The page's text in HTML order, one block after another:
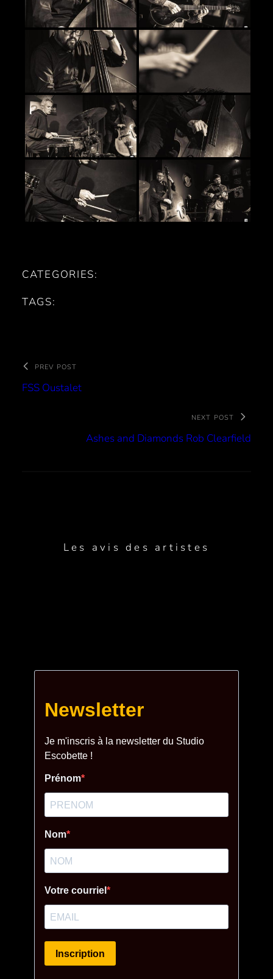
CATEGORIES:
TAGS:
PREV POST
FSS Oustalet
NEXT POST
Ashes and Diamonds Rob Clearfield
Les avis des artistes